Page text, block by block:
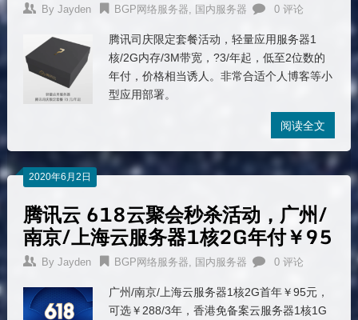
By Jayden BGP网络服务器, 国内服务器 0 评论
腾讯司庆限定套餐活动，轻量应用服务器1
核/2G内存/3M带宽，?3/年起，低至2位数的
年付，价格相当诱人。非常合适个人博客等小
型应用部署。
阅读全文
2020年6月2日
腾讯云 618云聚会秒杀活动，广州/
南京/上海云服务器1核2G年付￥95
By Jayden BGP网络服务器, 国内服务器 0 评论
广州/南京/上海云服务器1核2G首年￥95元，
可选￥288/3年，香港免备案云服务器1核1G